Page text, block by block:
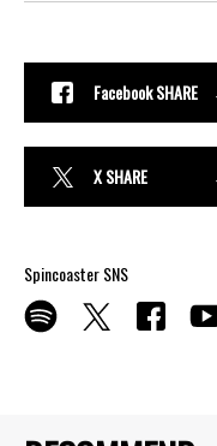
Facebook SHARE
X SHARE
Spincoaster SNS